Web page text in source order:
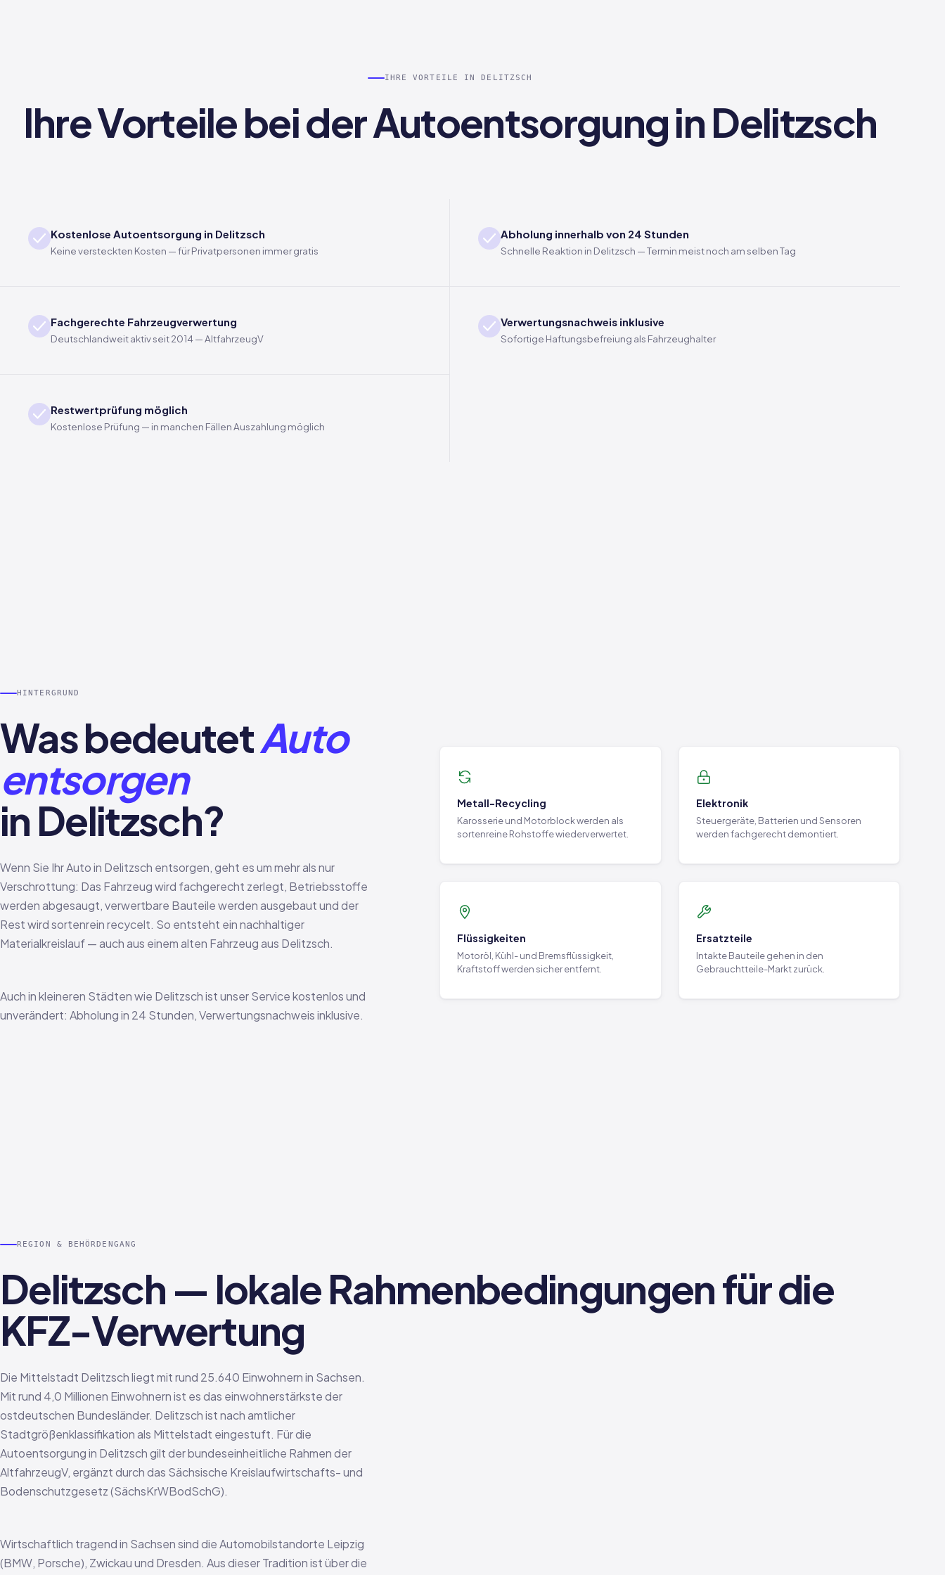
IHRE VORTEILE IN DELITZSCH
Ihre Vorteile bei der Autoentsorgung in Delitzsch
Kostenlose Autoentsorgung in Delitzsch
Keine versteckten Kosten — für Privatpersonen immer gratis
Abholung innerhalb von 24 Stunden
Schnelle Reaktion in Delitzsch — Termin meist noch am selben Tag
Fachgerechte Fahrzeugverwertung
Deutschlandweit aktiv seit 2014 — AltfahrzeugV
Verwertungsnachweis inklusive
Sofortige Haftungsbefreiung als Fahrzeughalter
Restwertprüfung möglich
Kostenlose Prüfung — in manchen Fällen Auszahlung möglich
HINTERGRUND
Was bedeutetAuto
entsorgen
in Delitzsch?
Wenn Sie Ihr Auto in Delitzsch entsorgen, geht es um mehr als nur
Verschrottung: Das Fahrzeug wird fachgerecht zerlegt, Betriebsstoffe
werden abgesaugt, verwertbare Bauteile werden ausgebaut und der
Rest wird sortenrein recycelt. So entsteht ein nachhaltiger
Materialkreislauf — auch aus einem alten Fahrzeug aus Delitzsch.
Auch in kleineren Städten wie Delitzsch ist unser Service kostenlos und
unverändert: Abholung in 24 Stunden, Verwertungsnachweis inklusive.
Metall-Recycling
Karosserie und Motorblock werden als
sortenreine Rohstoffe wiederverwertet.
Elektronik
Steuergeräte, Batterien und Sensoren
werden fachgerecht demontiert.
Flüssigkeiten
Motoröl, Kühl- und Bremsflüssigkeit,
Kraftstoff werden sicher entfernt.
Ersatzteile
Intakte Bauteile gehen in den
Gebrauchtteile-Markt zurück.
REGION & BEHÖRDENGANG
Delitzsch — lokale Rahmenbedingungen für die
KFZ-Verwertung
Die Mittelstadt Delitzsch liegt mit rund 25.640 Einwohnern in Sachsen.
Mit rund 4,0 Millionen Einwohnern ist es das einwohnerstärkste der
ostdeutschen Bundesländer. Delitzsch ist nach amtlicher
Stadtgrößenklassifikation als Mittelstadt eingestuft. Für die
Autoentsorgung in Delitzsch gilt der bundeseinheitliche Rahmen der
AltfahrzeugV, ergänzt durch das Sächsische Kreislaufwirtschafts- und
Bodenschutzgesetz (SächsKrWBodSchG).
Wirtschaftlich tragend in Sachsen sind die Automobilstandorte Leipzig
(BMW, Porsche), Zwickau und Dresden. Aus dieser Tradition ist über die